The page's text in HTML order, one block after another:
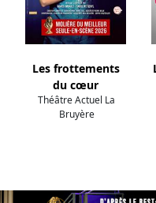
Les frottements
du cœur
Théâtre Actuel La
Bruyère